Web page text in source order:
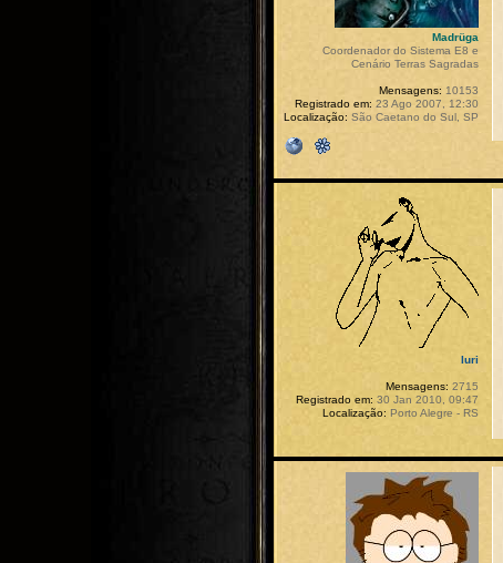
Madrüga
Coordenador do Sistema E8 e
Cenário Terras Sagradas
Mensagens: 10153
Registrado em: 23 Ago 2007, 12:30
Localização: São Caetano do Sul, SP
Iuri
Mensagens: 2715
Registrado em: 30 Jan 2010, 09:47
Localização: Porto Alegre - RS